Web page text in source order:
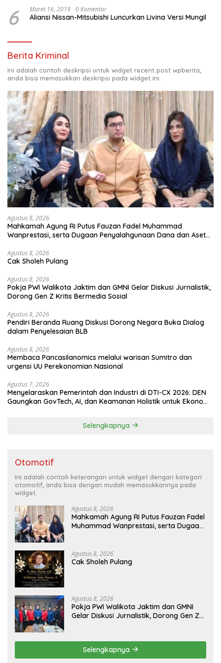
6 Maret 16, 2019 0 Komentar
Aliansi Nissan-Mitsubishi Luncurkan Livina Versi Mungil
Berita Kriminal
Ini adalah contoh deskripsi untuk widget recent post wpberita,
anda bisa memasukkan deskripsi pada widget ini.
Agustus 8, 2026
Mahkamah Agung RI Putus Fauzan Fadel Muhammad
Wanprestasi, serta Dugaan Penyalahgunaan Dana dan Aset
Agustus 8, 2026
Cak Sholeh Pulang
Agustus 8, 2026
Pokja PWI Walikota Jaktim dan GMNI Gelar Diskusi Jurnalistik,
Dorong Gen Z Kritis Bermedia Sosial
Agustus 8, 2026
Pendiri Beranda Ruang Diskusi Dorong Negara Buka Dialog
dalam Penyelesaian BLB
Agustus 8, 2026
Membaca Pancasilanomics melalui warisan Sumitro dan
urgensi UU Perekonomian Nasional
Agustus 7, 2026
Menyelaraskan Pemerintah dan Industri di DTI-CX 2026: DEN
Gaungkan GovTech, AI, dan Keamanan Holistik untuk Ekonomi
Selengkapnya
Otomotif
Ini adalah contoh keterangan untuk widget dengan kategori
otomotif, anda bisa dengan mudah memasukkannya pada
widget.
Agustus 8, 2026
Mahkamah Agung RI Putus Fauzan Fadel
Muhammad Wanprestasi, serta Dugaan
Agustus 8, 2026
Cak Sholeh Pulang
Agustus 8, 2026
Pokja PWI Walikota Jaktim dan GMNI
Gelar Diskusi Jurnalistik, Dorong Gen Z
Selengkapnya